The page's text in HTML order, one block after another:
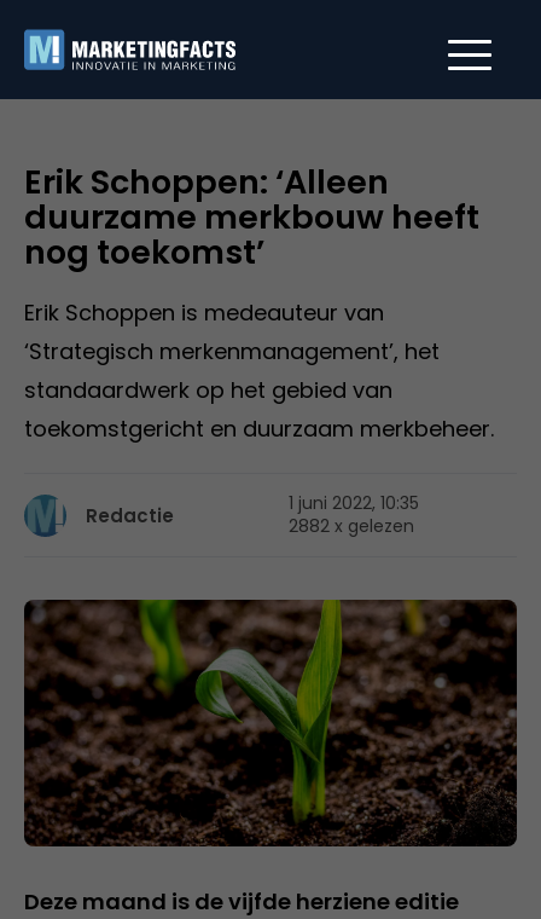
Erik Schoppen: ‘Alleen
duurzame merkbouw heeft
nog toekomst’
Erik Schoppen is medeauteur van
‘Strategisch merkenmanagement’, het
standaardwerk op het gebied van
toekomstgericht en duurzaam merkbeheer.
Redactie
1 juni 2022, 10:35
2882 x gelezen
Deze maand is de vijfde herziene editie